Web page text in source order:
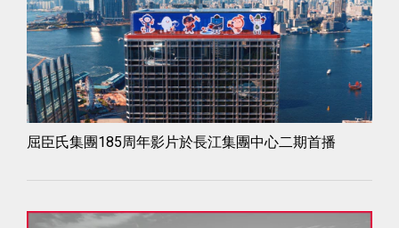
屈臣氏集團185周年影片於長江集團中心二期首播